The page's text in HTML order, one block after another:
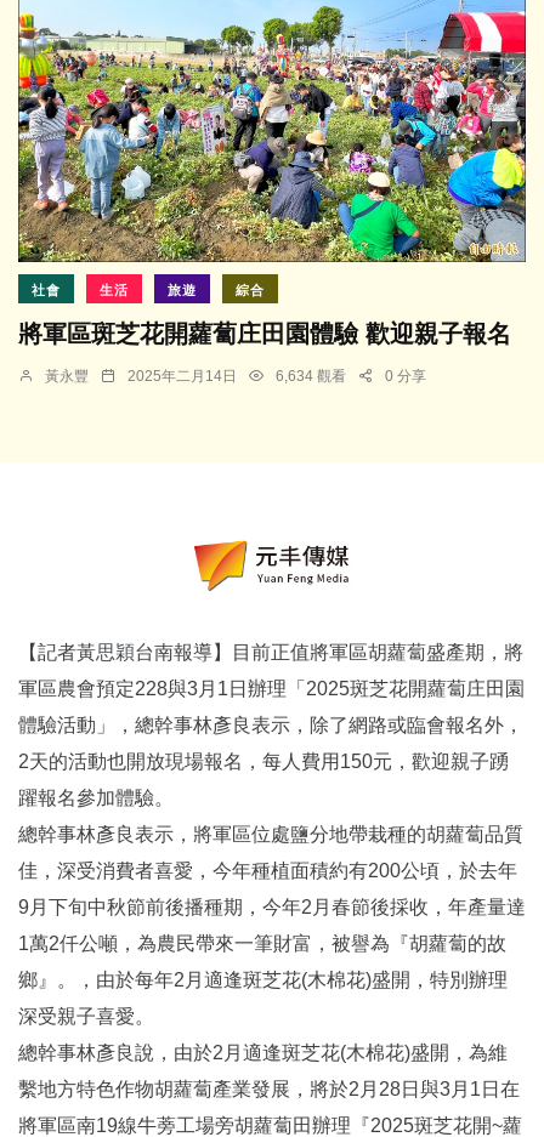
社會 生活 旅遊 綜合
將軍區斑芝花開蘿蔔庄田園體驗 歡迎親子報名
黃永豐 2025年二月14日 6,634 觀看 0 分享
【記者黃思穎台南報導】目前正值將軍區胡蘿蔔盛產期，將
軍區農會預定228與3月1日辦理「2025斑芝花開蘿蔔庄田園
體驗活動」，總幹事林彥良表示，除了網路或臨會報名外，
2天的活動也開放現場報名，每人費用150元，歡迎親子踴
躍報名參加體驗。
總幹事林彥良表示，將軍區位處鹽分地帶栽種的胡蘿蔔品質
佳，深受消費者喜愛，今年種植面積約有200公頃，於去年
9月下旬中秋節前後播種期，今年2月春節後採收，年產量達
1萬2仟公噸，為農民帶來一筆財富，被譽為『胡蘿蔔的故
鄉』。，由於每年2月適逢斑芝花(木棉花)盛開，特別辦理
深受親子喜愛。
總幹事林彥良說，由於2月適逢斑芝花(木棉花)盛開，為維
繫地方特色作物胡蘿蔔產業發展，將於2月28日與3月1日在
將軍區南19線牛蒡工場旁胡蘿蔔田辦理『2025斑芝花開~蘿